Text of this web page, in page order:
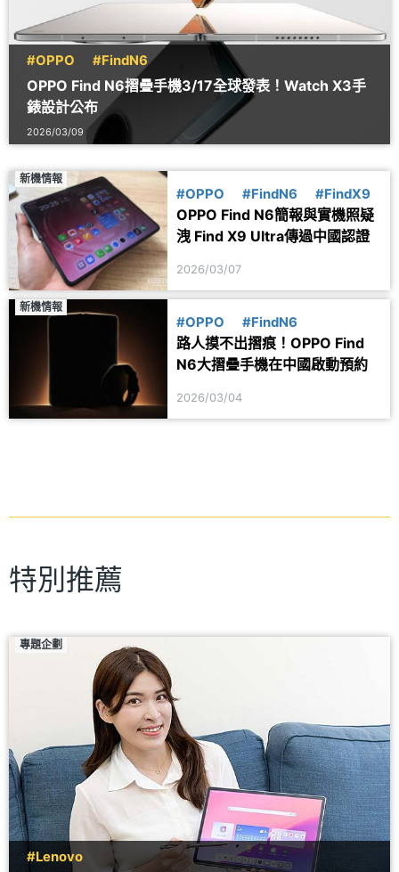
#OPPO #FindN6
OPPO Find N6摺疊手機3/17全球發表！Watch X3手
錶設計公布
2026/03/09
新機情報
#OPPO #FindN6 #FindX9
OPPO Find N6簡報與實機照疑
洩 Find X9 Ultra傳過中國認證
2026/03/07
新機情報
#OPPO #FindN6
路人摸不出摺痕！OPPO Find
N6大摺疊手機在中國啟動預約
2026/03/04
特別推薦
專題企劃
#Lenovo